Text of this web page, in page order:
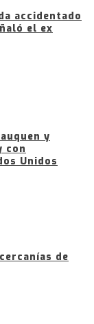
accidentado
el ex
y
con
Unidos
de